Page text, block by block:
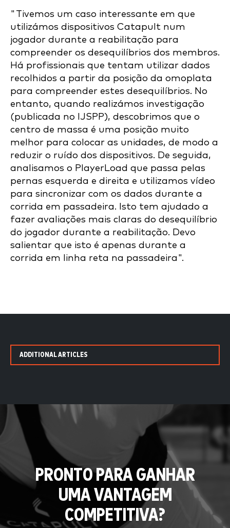
"Tivemos um caso interessante em que
utilizámos dispositivos Catapult num
jogador durante a reabilitação para
compreender os desequilíbrios dos membros.
Há profissionais que tentam utilizar dados
recolhidos a partir da posição da omoplata
para compreender estes desequilíbrios. No
entanto, quando realizámos investigação
(publicada no IJSPP), descobrimos que o
centro de massa é uma posição muito
melhor para colocar as unidades, de modo a
reduzir o ruído dos dispositivos. De seguida,
analisamos o PlayerLoad que passa pelas
pernas esquerda e direita e utilizamos vídeo
para sincronizar com os dados durante a
corrida em passadeira. Isto tem ajudado a
fazer avaliações mais claras do desequilíbrio
do jogador durante a reabilitação. Devo
salientar que isto é apenas durante a
corrida em linha reta na passadeira".
ADDITIONAL ARTICLES
PRONTO PARA GANHAR
UMA VANTAGEM
COMPETITIVA?